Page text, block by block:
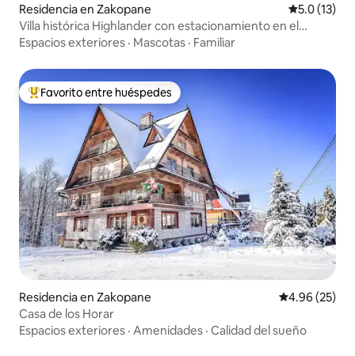
Residencia en Zakopane Calificación
5.0 (13)
Villa histórica Highlander con estacionamiento en el
centro de la ciudad
Espacios exteriores · Mascotas · Familiar
De los mejores en Favorito entre huéspedes
Favorito entre huéspedes
Residencia en Zakopane Calificación
4.96 (25)
Casa de los Horar
Espacios exteriores · Amenidades · Calidad del sueño